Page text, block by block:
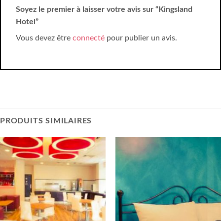
Soyez le premier à laisser votre avis sur “Kingsland
Hotel”
Vous devez être connecté pour publier un avis.
PRODUITS SIMILAIRES